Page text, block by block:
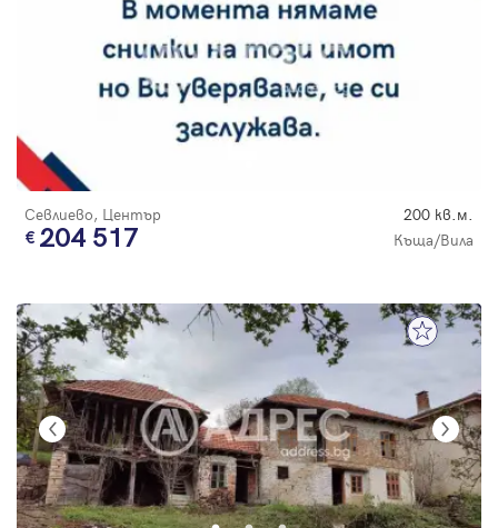
Севлиево, Център 200 кв.м.
204 517 Къща/Вила